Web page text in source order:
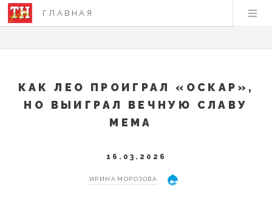
ГЛАВНАЯ
КАК ЛЕО ПРОИГРАЛ «ОСКАР»,
НО ВЫИГРАЛ ВЕЧНУЮ СЛАВУ
МЕМА
16.03.2026
ИРИНА МОРОЗОВА